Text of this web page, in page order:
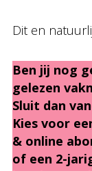
Dit en
Ben jij nog
gelezen
Sluit dan
Kies voor
& online
of een 2-